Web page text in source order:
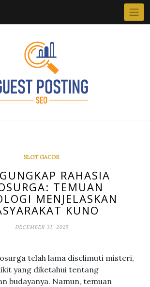
SLOT GACOR
RAHASIA
TEMUAN
MENJELASKAN
KUNO
DECEMBER 31, 2025
telah lama diselimuti misteri,
yang diketahui tentang
budayanya. Namun, temuan